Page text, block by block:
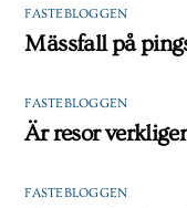
FASTEBLOGGEN
Mässfall på
FASTEBLOGGEN
Är resor
FASTEBLOGGEN